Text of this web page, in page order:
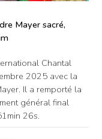
Mayer sacré,
Chantal
2025 avec la
Il a remporté la
général final
26s.